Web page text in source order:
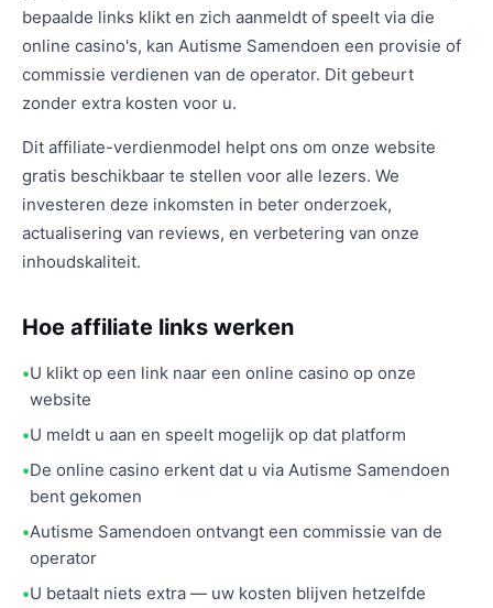
bepaalde links klikt en zich aanmeldt of speelt via die
online casino's, kan Autisme Samendoen een provisie of
commissie verdienen van de operator. Dit gebeurt
zonder extra kosten voor u.
Dit affiliate-verdienmodel helpt ons om onze website
gratis beschikbaar te stellen voor alle lezers. We
investeren deze inkomsten in beter onderzoek,
actualisering van reviews, en verbetering van onze
inhoudskaliteit.
Hoe affiliate links werken
U klikt op een link naar een online casino op onze
website
U meldt u aan en speelt mogelijk op dat platform
De online casino erkent dat u via Autisme Samendoen
bent gekomen
Autisme Samendoen ontvangt een commissie van de
operator
U betaalt niets extra — uw kosten blijven hetzelfde